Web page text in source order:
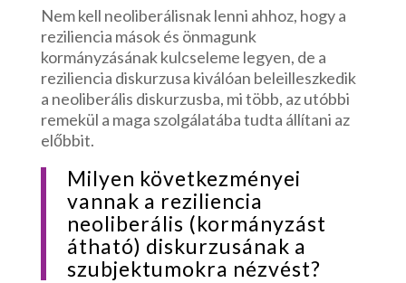
Nem kell neoliberálisnak lenni ahhoz, hogy a
reziliencia mások és önmagunk
kormányzásának kulcseleme legyen, de a
reziliencia diskurzusa kiválóan beleilleszkedik
a neoliberális diskurzusba, mi több, az utóbbi
remekül a maga szolgálatába tudta állítani az
előbbit.
Milyen következményei
vannak a reziliencia
neoliberális (kormányzást
átható) diskurzusának a
szubjektumokra nézvést?